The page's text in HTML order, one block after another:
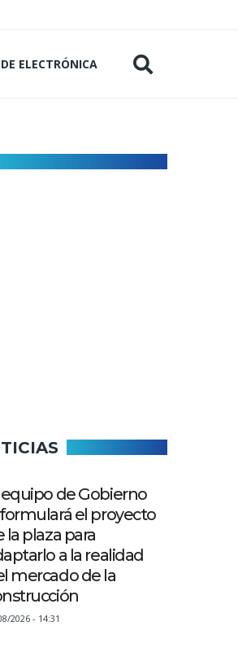
ELECTRÓNICA
equipo de Gobierno
el proyecto
la plaza para
a la realidad
mercado de la
2026 - 14:31